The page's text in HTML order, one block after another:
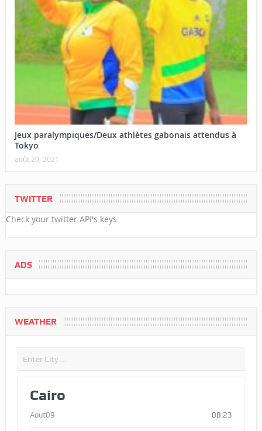
Jeux paralympiques/Deux athlètes gabonais attendus à
Tokyo
août 20, 2021
TWITTER
Check your twitter API's keys
ADS
WEATHER
Cairo
Aout09 08:23